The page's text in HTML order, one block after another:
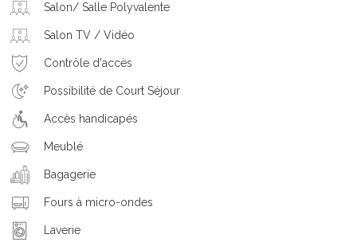
Salon/ Salle Polyvalente
Salon TV / Vidéo
Contrôle d'accès
Possibilité de Court Séjour
Accès handicapés
Meublé
Bagagerie
Fours à micro-ondes
Laverie